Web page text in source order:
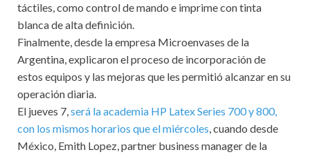
táctiles, como control de mando e imprime con tinta
blanca de alta definición.
Finalmente, desde la empresa Microenvases de la
Argentina, explicaron el proceso de incorporación de
estos equipos y las mejoras que les permitió alcanzar en su
operación diaria.
El jueves 7,será la academia HP Latex Series 700 y 800,
con los mismos horarios que el miércoles, cuando desde
México, Emith Lopez, partner business manager de la